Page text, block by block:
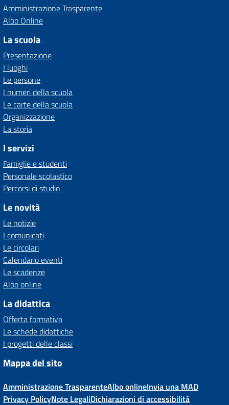
Amministrazione Trasparente
Albo Online
La scuola
Presentazione
I luoghi
Le persone
I numeri della scuola
Le carte della scuola
Organizzazione
La storia
I servizi
Famiglie e studenti
Personale scolastico
Percorsi di studio
Le novità
Le notizie
I comunicati
Le circolari
Calendario eventi
Le scadenze
Albo online
La didattica
Offerta formativa
Le schede didattiche
I progetti delle classi
Mappa del sito
Amministrazione TrasparenteAlbo onlineInvia una MAD
Privacy PolicyNote LegaliDichiarazioni di accessibilità